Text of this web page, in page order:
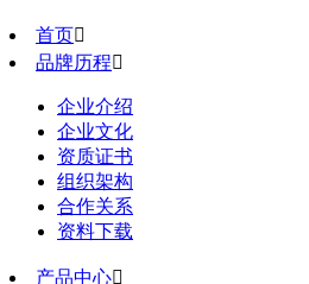
首页
品牌历程
企业介绍
企业文化
资质证书
组织架构
合作关系
资料下载
产品中心